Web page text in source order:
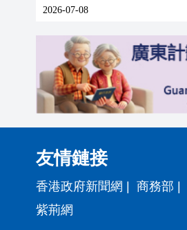
2026-07-08
友情鏈接
香港政府新聞網 商務部
紫荊網